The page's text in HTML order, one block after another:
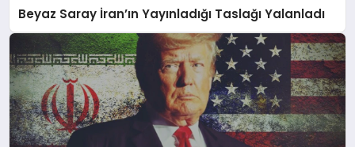
Beyaz Saray İran’ın Yayınladığı Taslağı Yalanladı